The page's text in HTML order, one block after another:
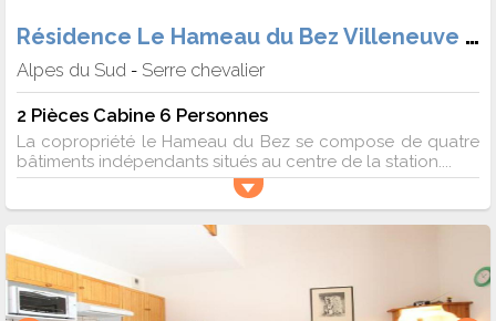
Résidence Le Hameau du Bez Villeneuve 1400
Alpes du Sud - Serre chevalier
2 Pièces Cabine 6 Personnes
La copropriété le Hameau du Bez se compose de quatre
bâtiments indépendants situés au centre de la station....